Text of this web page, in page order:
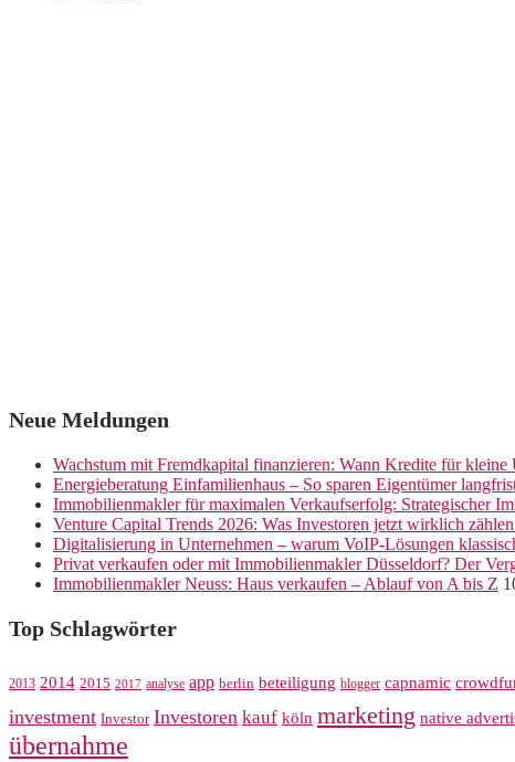
Neue Meldungen
Wachstum mit Fremdkapital finanzieren: Wann Kredite für kleine
Energieberatung Einfamilienhaus – So sparen Eigentümer
Immobilienmakler für maximalen Verkaufserfolg: Strategischer
Venture Capital Trends 2026: Was Investoren jetzt wirklich zählen
Digitalisierung in Unternehmen – warum VoIP-Lösungen
Privat verkaufen oder mit Immobilienmakler Düsseldorf? Der
Immobilienmakler Neuss: Haus verkaufen – Ablauf von A bis Z
Top Schlagwörter
2013 2014 2015 2017 analyse app berlin beteiligung blogger capnamic
investment Investor Investoren kauf köln marketing native
übernahme